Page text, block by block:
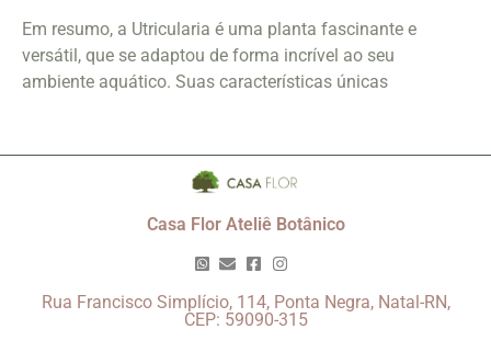
Em resumo, a Utricularia é uma planta fascinante e
versátil, que se adaptou de forma incrível ao seu
ambiente aquático. Suas características únicas
Casa Flor Ateliê Botânico
Rua Francisco Simplício, 114, Ponta Negra, Natal-RN,
CEP: 59090-315